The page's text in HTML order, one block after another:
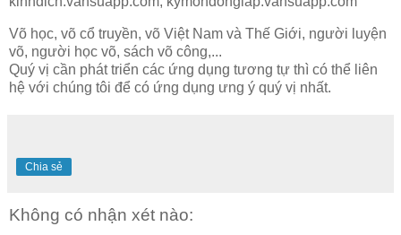
Võ học, võ cổ truyền, võ Việt Nam và Thế Giới, người luyện
võ, người học võ, sách võ công,...
Quý vị cần phát triển các ứng dụng tương tự thì có thể liên
hệ với chúng tôi để có ứng dụng ưng ý quý vị nhất.
Chia sẻ
Không có nhận xét nào: